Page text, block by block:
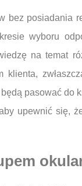
posiadania
wyboru
na temat
pasować do
upewnić się,